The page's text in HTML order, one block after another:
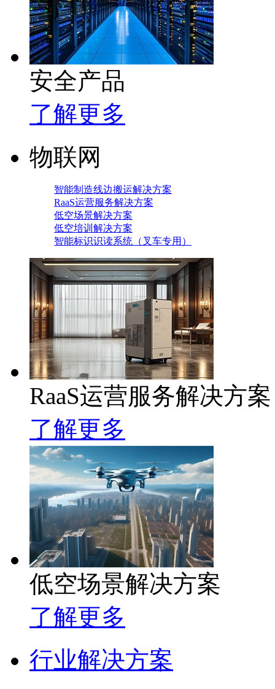
安全产品
了解更多
物联网
智能制造线边搬运解决方案
RaaS运营服务解决方案
低空场景解决方案
低空培训解决方案
智能标识识读系统（叉车专用）
RaaS运营服务解决方案
了解更多
低空场景解决方案
了解更多
行业解决方案